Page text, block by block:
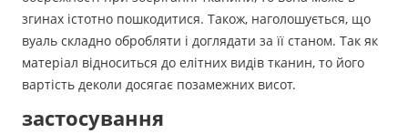
згинах істотно пошкодитися. Також, наголошується, що
вуаль складно обробляти і доглядати за її станом. Так як
матеріал відноситься до елітних видів тканин, то його
вартість деколи досягає позамежних висот.
застосування